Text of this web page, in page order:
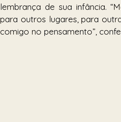
lembrança de sua infância.
para outros lugares, para
comigo no pensamento”,